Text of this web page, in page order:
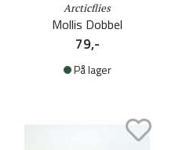
Arcticflies
Mollis Dobbel
79,-
På lager